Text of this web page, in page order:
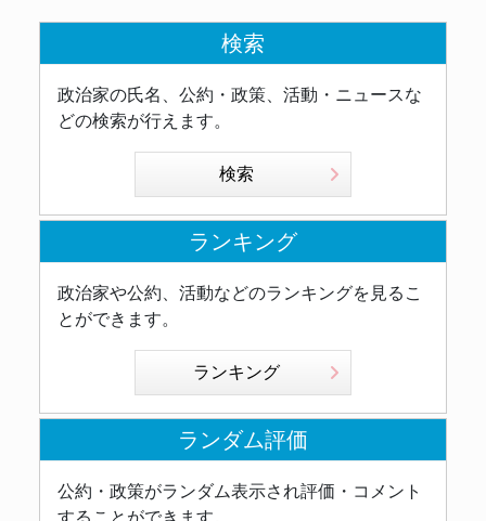
検索
政治家の氏名、公約・政策、活動・ニュースな
どの検索が行えます。
検索
ランキング
政治家や公約、活動などのランキングを見るこ
とができます。
ランキング
ランダム評価
公約・政策がランダム表示され評価・コメント
することができます。